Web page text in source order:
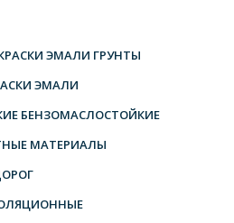
ЭМАЛИ ГРУНТЫ
ЭМАЛИ
БЕНЗОМАСЛОСТОЙКИЕ
МАТЕРИАЛЫ